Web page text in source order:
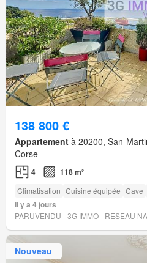
138 800 €
Appartement à 20200, San-
Corse
4 118 m²
Climatisation Cuisine équipée Cave
Il y a 4 jours
PARUVENDU - 3G IMMO - RESEAU
Nouveau